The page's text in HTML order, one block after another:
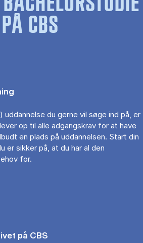
PÅ CBS
uddannelse du gerne vil søge ind på, er
op til alle adgangskrav for at have
en plads på uddannelsen. Start din
er sikker på, at du har al den
for.
på CBS